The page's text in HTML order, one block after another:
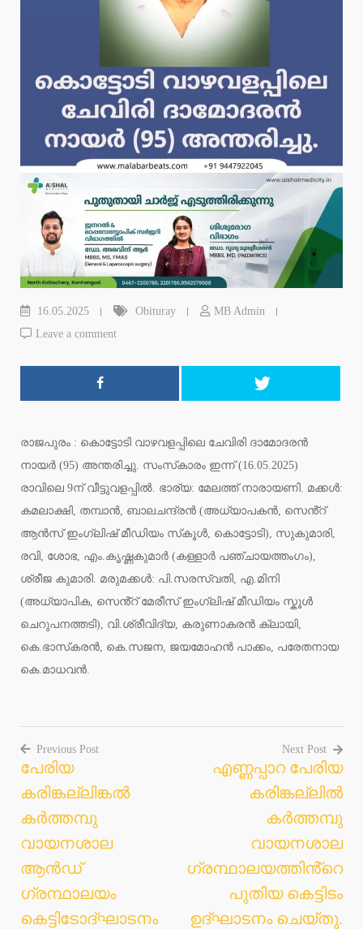
16.05.2025 Obituray
MB Admin
Leave a comment
രാജപുരം : കൊട്ടോടി വാഴവളപ്പിലെ ചേവിരി ദാമോദരൻ
നായർ (95) അന്തരിച്ചു. സംസ്‌കാരം ഇന്ന് (16.05.2025)
രാവിലെ 9ന് വീട്ടുവളപ്പിൽ. ഭാര്യ: മേലത്ത് നാരായണി. മക്കൾ:
കമലാക്ഷി, തമ്പാൻ, ബാലചന്ദ്രൻ (അധ്യാപകൻ, സെൻ്റ്
ആൻസ് ഇംഗ്ലിഷ് മീഡിയം സ്‌കൂൾ, കൊട്ടോടി), സുകുമാരി,
രവി, ശോഭ, എം.കൃഷ്ണകുമാർ (കള്ളാർ പഞ്ചായത്തംഗം),
ശ്രീജ കുമാരി. മരുമക്കൾ: പി.സരസ്വതി, എ.മിനി
(അധ്യാപിക, സെൻ്റ് മേരീസ് ഇംഗ്ലിഷ് മീഡിയം സ്കൂൾ
ചെറുപനത്തടി), വി.ശ്രീവിദ്യ, കരുണാകരൻ ക്ലായി,
കെ.ഭാസ്‌കരൻ, കെ.സജന, ജയമോഹൻ പാക്കം, പരേതനായ
കെ.മാധവൻ.
Post
navigation
Previous Post
പേരിയ
കരിങ്കല്ലിങ്കൽ
കർത്തമ്പു
വായനശാല
ആൻഡ്
ഗ്രന്ഥാലയം
കെട്ടിടോദ്ഘാടനം
Next Post
എണ്ണപ്പാറ പേരിയ
കരിങ്കല്ലിൽ
കർത്തമ്പു
വായനശാല
ഗ്രന്ഥാലയത്തിൻ്റെ
പുതിയ കെട്ടിടം
ഉദ്ഘാടനം ചെയ്തു.